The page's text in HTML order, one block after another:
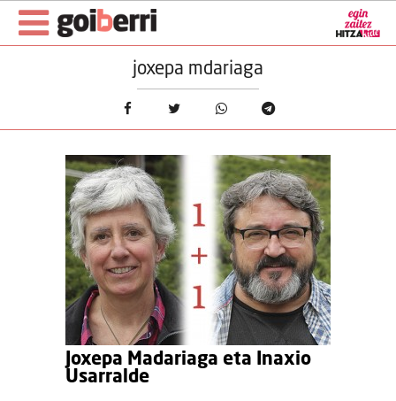
joxepa mdariaga
Joxepa Madariaga eta Inaxio
Usarralde